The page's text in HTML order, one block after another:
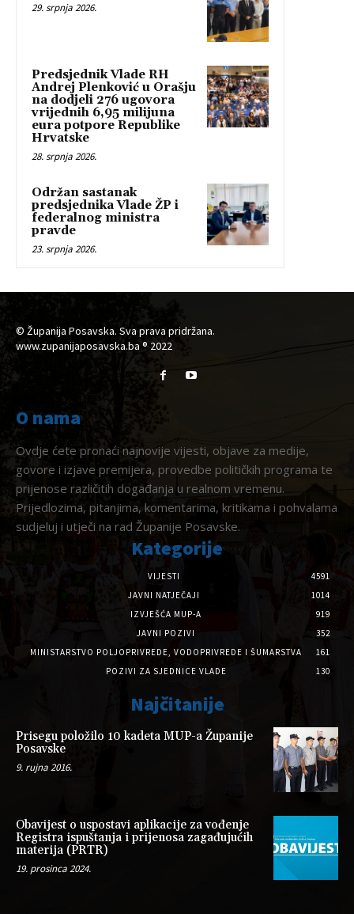
29. srpnja 2026.
Predsjednik Vlade RH
Andrej Plenković u Orašju
na dodjeli 276 ugovora
vrijednih 6,95 milijuna
eura potpore Republike
Hrvatske
28. srpnja 2026.
Održan sastanak
predsjednika Vlade ŽP i
federalnog ministra
pravde
23. srpnja 2026.
© Županija Posavska. Sva prava pridržana.
www.zupanijaposavska.ba ® 2022
O nama
Ovdje ćete pronaći najnovije vijesti, objave za medije,
govore i izjave premijera, provedbe političkih programa te
prijenose različitih događanja u realnom vremenu.
Prijedlozima, pitanjima, komentarima, kritikama i pohvalama
sudjeluj i utječi na rad Županije Posavske.
Kategorije
VIJESTI
4591
JAVNI NATJEČAJI
1014
IZVJEŠĆA MUP-A
919
JAVNI POZIVI
352
MINISTARSTVO POLJOPRIVREDE, VODOPRIVREDE I ŠUMARSTVA
161
POZIVI ZA SJEDNICE VLADE
130
Najčitanije
Prisegu položilo 10 kadeta MUP-a Županije
Posavske
9. rujna 2016.
Obavijest o uspostavi aplikacije za vođenje
Registra ispuštanja i prijenosa zagađujućih
materija (PRTR)
19. prosinca 2024.